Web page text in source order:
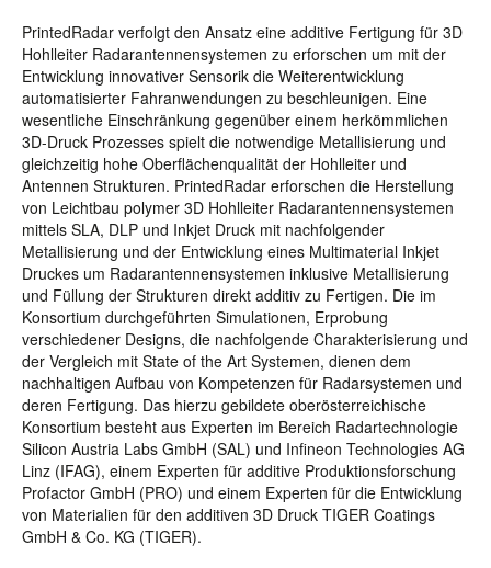
PrintedRadar verfolgt den Ansatz eine additive Fertigung für 3D
Hohlleiter Radarantennensystemen zu erforschen um mit der
Entwicklung innovativer Sensorik die Weiterentwicklung
automatisierter Fahranwendungen zu beschleunigen. Eine
wesentliche Einschränkung gegenüber einem herkömmlichen
3D-Druck Prozesses spielt die notwendige Metallisierung und
gleichzeitig hohe Oberflächenqualität der Hohlleiter und
Antennen Strukturen. PrintedRadar erforschen die Herstellung
von Leichtbau polymer 3D Hohlleiter Radarantennensystemen
mittels SLA, DLP und Inkjet Druck mit nachfolgender
Metallisierung und der Entwicklung eines Multimaterial Inkjet
Druckes um Radarantennensystemen inklusive Metallisierung
und Füllung der Strukturen direkt additiv zu Fertigen. Die im
Konsortium durchgeführten Simulationen, Erprobung
verschiedener Designs, die nachfolgende Charakterisierung und
der Vergleich mit State of the Art Systemen, dienen dem
nachhaltigen Aufbau von Kompetenzen für Radarsystemen und
deren Fertigung. Das hierzu gebildete oberösterreichische
Konsortium besteht aus Experten im Bereich Radartechnologie
Silicon Austria Labs GmbH (SAL) und Infineon Technologies AG
Linz (IFAG), einem Experten für additive Produktionsforschung
Profactor GmbH (PRO) und einem Experten für die Entwicklung
von Materialien für den additiven 3D Druck TIGER Coatings
GmbH & Co. KG (TIGER).